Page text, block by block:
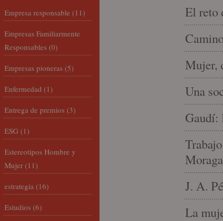
El reto
Mujer,
Una
Gaudí:
J. A.
La
Empresa responsable (11)
Empresas Familiarmente
Responsables (0)
Empresas pioneras (5)
Enfermedad (1)
Entrega de premios (3)
ESG (1)
Estereotipos Hombre y
Mujer (11)
estrategia (16)
Estudios (6)